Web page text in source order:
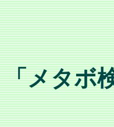
「メタボ